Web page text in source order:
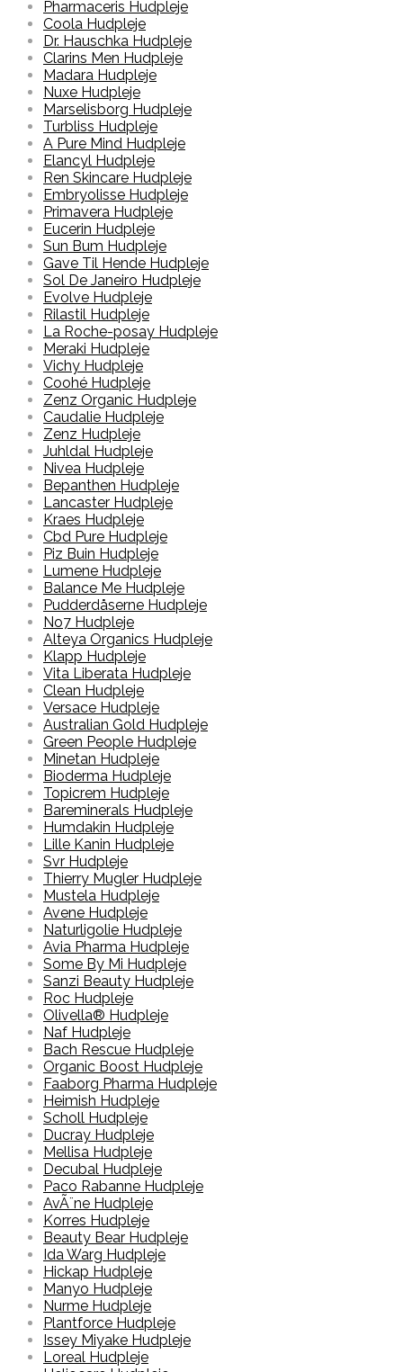
Pharmaceris Hudpleje
Coola Hudpleje
Dr. Hauschka Hudpleje
Clarins Men Hudpleje
Madara Hudpleje
Nuxe Hudpleje
Marselisborg Hudpleje
Turbliss Hudpleje
A Pure Mind Hudpleje
Elancyl Hudpleje
Ren Skincare Hudpleje
Embryolisse Hudpleje
Primavera Hudpleje
Eucerin Hudpleje
Sun Bum Hudpleje
Gave Til Hende Hudpleje
Sol De Janeiro Hudpleje
Evolve Hudpleje
Rilastil Hudpleje
La Roche-posay Hudpleje
Meraki Hudpleje
Vichy Hudpleje
Coohé Hudpleje
Zenz Organic Hudpleje
Caudalie Hudpleje
Zenz Hudpleje
Juhldal Hudpleje
Nivea Hudpleje
Bepanthen Hudpleje
Lancaster Hudpleje
Kraes Hudpleje
Cbd Pure Hudpleje
Piz Buin Hudpleje
Lumene Hudpleje
Balance Me Hudpleje
Pudderdåserne Hudpleje
No7 Hudpleje
Alteya Organics Hudpleje
Klapp Hudpleje
Vita Liberata Hudpleje
Clean Hudpleje
Versace Hudpleje
Australian Gold Hudpleje
Green People Hudpleje
Minetan Hudpleje
Bioderma Hudpleje
Topicrem Hudpleje
Bareminerals Hudpleje
Humdakin Hudpleje
Lille Kanin Hudpleje
Svr Hudpleje
Thierry Mugler Hudpleje
Mustela Hudpleje
Avene Hudpleje
Naturligolie Hudpleje
Avia Pharma Hudpleje
Some By Mi Hudpleje
Sanzi Beauty Hudpleje
Roc Hudpleje
Olivella® Hudpleje
Naf Hudpleje
Bach Rescue Hudpleje
Organic Boost Hudpleje
Faaborg Pharma Hudpleje
Heimish Hudpleje
Scholl Hudpleje
Ducray Hudpleje
Mellisa Hudpleje
Decubal Hudpleje
Paco Rabanne Hudpleje
AvÃ¨ne Hudpleje
Korres Hudpleje
Beauty Bear Hudpleje
Ida Warg Hudpleje
Hickap Hudpleje
Manyo Hudpleje
Nurme Hudpleje
Plantforce Hudpleje
Issey Miyake Hudpleje
Loreal Hudpleje